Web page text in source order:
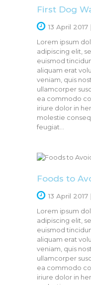
First Dog
13 April 2017
Lorem ipsum
adipiscing elit,
euismod
aliquam erat
veniam, quis
ullamcorper
ea commodo
iriure dolor in
molestie
feugiat…
Foods to
13 April 2017
Lorem ipsum
adipiscing elit,
euismod
aliquam erat
veniam, quis
ullamcorper
ea commodo
iriure dolor in